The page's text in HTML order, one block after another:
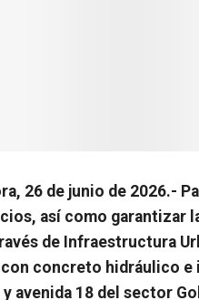
26 de junio de 2026.-
así como garantizar
de Infraestructura
concreto hidráulico e
y avenida 18 del sector